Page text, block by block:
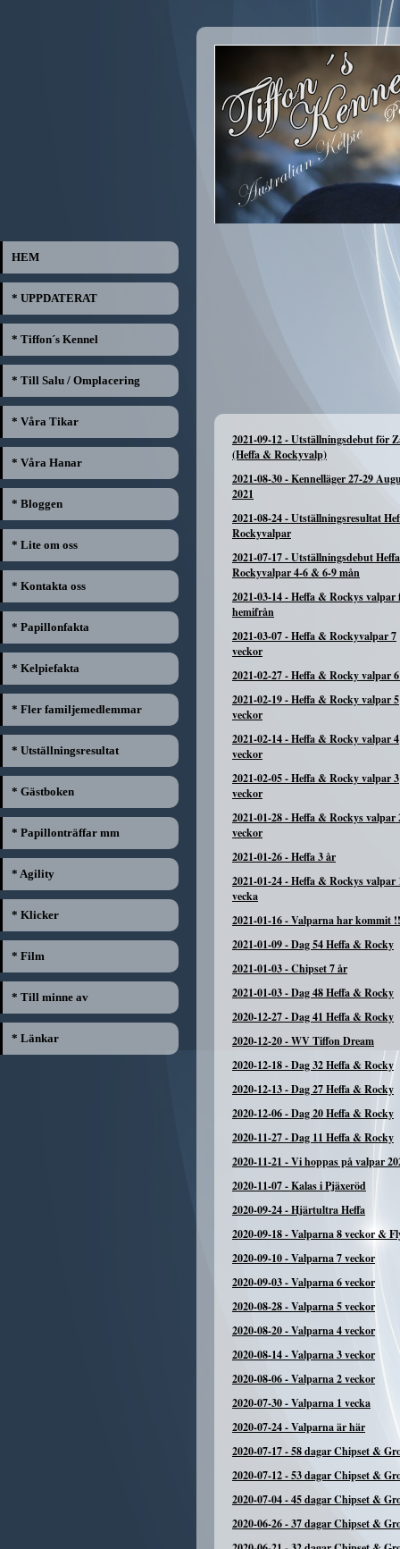
HEM
* UPPDATERAT
* Tiffon´s Kennel
* Till Salu / Omplacering
* Våra Tikar
* Våra Hanar
* Bloggen
* Lite om oss
* Kontakta oss
* Papillonfakta
* Kelpiefakta
* Fler familjemedlemmar
* Utställningsresultat
* Gästboken
* Papillonträffar mm
* Agility
* Klicker
* Film
* Till minne av
* Länkar
2021-09-12-Utställningsdebut för
(Heffa & Rockyvalp)
2021-08-30-Kennelläger 27-29
2021
2021-08-24-Utställningsresultat
Rockyvalpar
2021-07-17-Utställningsdebut
Rockyvalpar 4-6 & 6-9 mån
2021-03-14-Heffa & Rockys
hemifrån
2021-03-07-Heffa & Rockyvalpar 7
veckor
2021-02-27-Heffa & Rocky valpar
2021-02-19-Heffa & Rocky valpar 5
veckor
2021-02-14-Heffa & Rocky valpar 4
veckor
2021-02-05-Heffa & Rocky valpar 3
veckor
2021-01-28-Heffa & Rockys valpar
veckor
2021-01-26-Heffa 3 år
2021-01-24-Heffa & Rockys valpar
vecka
2021-01-16-Valparna har kommit
2021-01-09-Dag 54 Heffa & Rocky
2021-01-03-Chipset 7 år
2021-01-03-Dag 48 Heffa & Rocky
2020-12-27-Dag 41 Heffa & Rocky
2020-12-20-WV Tiffon Dream
2020-12-18-Dag 32 Heffa & Rocky
2020-12-13-Dag 27 Heffa & Rocky
2020-12-06-Dag 20 Heffa & Rocky
2020-11-27-Dag 11 Heffa & Rocky
2020-11-21 -Vi hoppas på valpar
2020-11-07-Kalas i Pjäxeröd
2020-09-24-Hjärtultra Heffa
2020-09-18-Valparna 8 veckor &
2020-09-10-Valparna 7 veckor
2020-09-03-Valparna 6 veckor
2020-08-28-Valparna 5 veckor
2020-08-20-Valparna 4 veckor
2020-08-14-Valparna 3 veckor
2020-08-06-Valparna 2 veckor
2020-07-30-Valparna 1 vecka
2020-07-24-Valparna är här
2020-07-17-58 dagar Chipset &
2020-07-12-53 dagar Chipset &
2020-07-04-45 dagar Chipset &
2020-06-26-37 dagar Chipset &